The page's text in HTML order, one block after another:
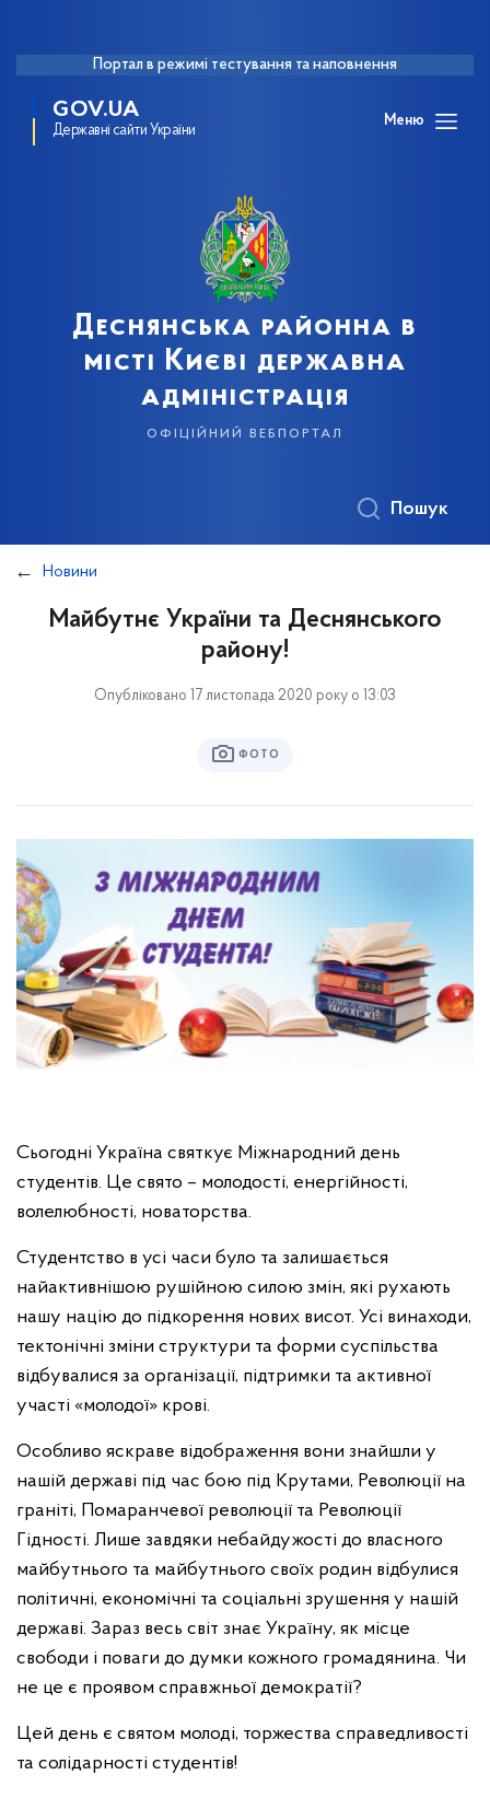
Портал в режимі тестування та наповнення
GOV.UA
Державні сайти України
Меню
Деснянська районна в
місті Києві державна
адміністрація
офіційний вебпортал
Пошук
Новини
Майбутнє України та Деснянського
району!
Опубліковано 17 листопада 2020 року о 13:03
ФОТО
Сьогодні Україна святкує Міжнародний день
студентів. Це свято – молодості, енергійності,
волелюбності, новаторства.
Студентство в усі часи було та залишається
найактивнішою рушійною силою змін, які рухають
нашу націю до підкорення нових висот. Усі винаходи,
тектонічні зміни структури та форми суспільства
відбувалися за організації, підтримки та активної
участі «молодої» крові.
Особливо яскраве відображення вони знайшли у
нашій державі під час бою під Крутами, Революції на
граніті, Помаранчевої революції та Революції
Гідності. Лише завдяки небайдужості до власного
майбутнього та майбутнього своїх родин відбулися
політичні, економічні та соціальні зрушення у нашій
державі. Зараз весь світ знає Україну, як місце
свободи і поваги до думки кожного громадянина. Чи
не це є проявом справжньої демократії?
Цей день є святом молоді, торжества справедливості
та солідарності студентів!